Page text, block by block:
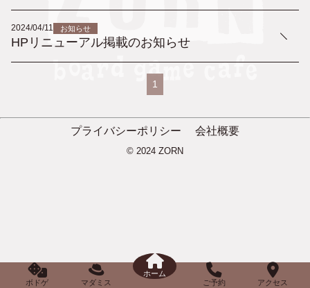
ボドゲ マダミス
ホーム
ご予約
アクセス
2024/04/11 お知らせ
HPリニューアル掲載のお知らせ
1
プライバシーポリシー 会社概要
© 2024 ZORN